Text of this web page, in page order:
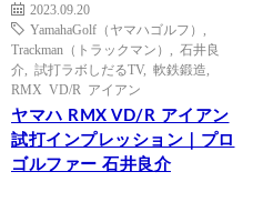
2023.09.20
YamahaGolf（ヤマハゴルフ）
Trackman（トラックマン）
石井良
介
試打ラボしだるTV, 軟鉄鍛造
RMX VD/R アイアン
ヤマハ RMX VD/R アイアン
試打インプレッション｜プロ
ゴルファー 石井良介